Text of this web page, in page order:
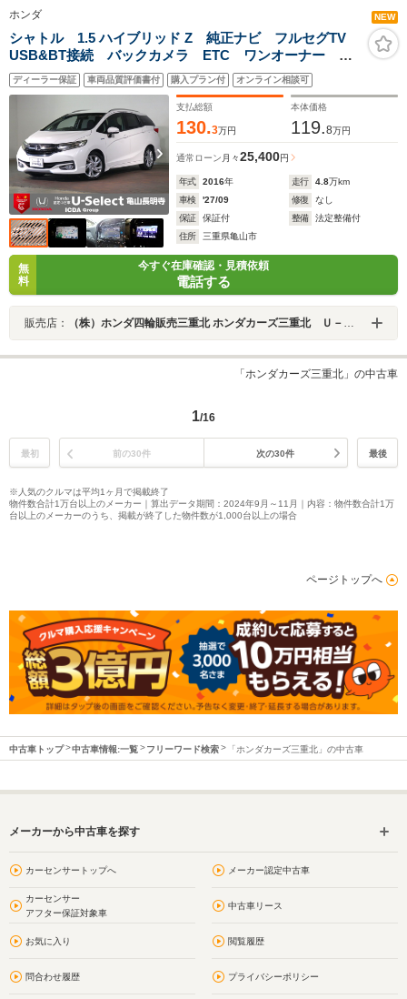
ホンダ NEW
シャトル 1.5 ハイブリッド Z 純正ナビ フルセグTV
USB&BT接続 バックカメラ ETC ワンオーナー 安
心パッケージ レーダークルーズC LEDオートライト
ルーフレール シートヒーター 純正アルミ スペアキ
ー 禁煙車
ディーラー保証 車両品質評価書付 購入プラン付 オンライン相談可
支払総額
130.3万円
本体価格
119.8万円
通常ローン 月々25,400円
年式 2016年 走行 4.8万km
車検
'27/09 修復
なし
保証
保証付 整備
法定整備付
住所
三重県亀山市
無
料
今すぐ在庫確認・見積依頼
電話する
販売店： （株）ホンダ四輪販売三重北 ホンダカーズ三重北 Ｕ－Ｓｅｌｅｃｔ亀山長明寺
「ホンダカーズ三重北」の中古車
1/16
最初 前の30件 次の30件 最後
※人気のクルマは平均1ヶ月で掲載終了
物件数合計1万台以上のメーカー｜算出データ期間：2024年9月～11月｜内容：物件数合計1万
台以上のメーカーのうち、掲載が終了した物件数が1,000台以上の場合
ページトップへ
中古車トップ 中古車情報:一覧 フリーワード検索 「ホンダカーズ三重北」の中古車
メーカーから中古車を探す
カーセンサートップへ メーカー認定中古車
カーセンサー
アフター保証対象車
中古車リース
お気に入り 閲覧履歴
問合わせ履歴 プライバシーポリシー